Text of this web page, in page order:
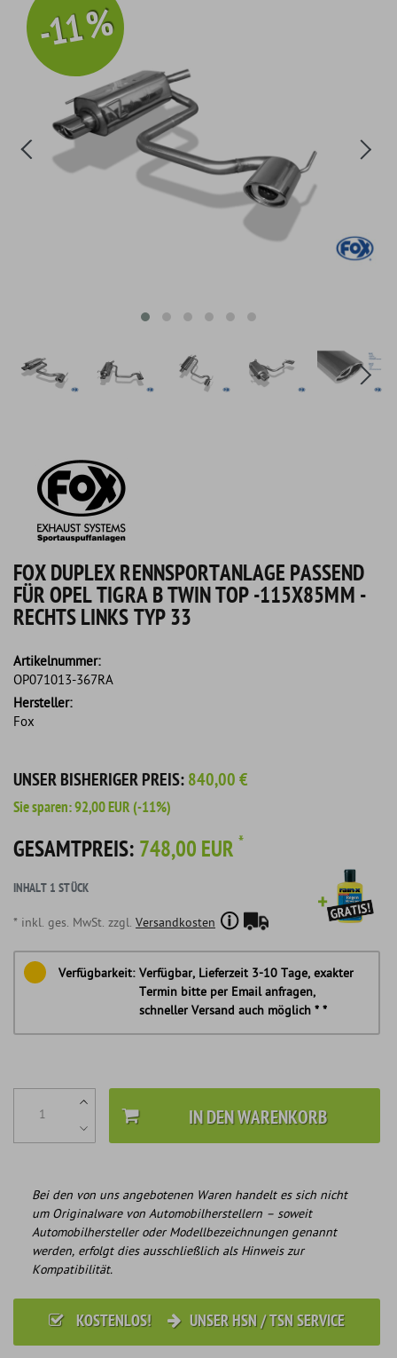
-11 %
FOX DUPLEX RENNSPORTANLAGE PASSEND
FÜR OPEL TIGRA B TWIN TOP -115X85MM -
RECHTS LINKS TYP 33
Artikelnummer:
OP071013-367RA
Hersteller:
Fox
UNSER BISHERIGER PREIS:840,00 €
Sie sparen:92,00 EUR(-11%)
GESAMTPREIS: 748,00 EUR *
INHALT 1STÜCK
* inkl. ges. MwSt. zzgl. Versandkosten
Verfügbarkeit: Verfügbar, Lieferzeit 3-10 Tage, exakter
Termin bitte per Email anfragen,
schneller Versand auch möglich * *
IN DEN WARENKORB
Bei den von uns angebotenen Waren handelt es sich nicht
um Originalware von Automobilherstellern – soweit
Automobilhersteller oder Modellbezeichnungen genannt
werden, erfolgt dies ausschließlich als Hinweis zur
Kompatibilität.
KOSTENLOS! UNSER HSN / TSN SERVICE